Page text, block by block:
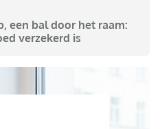
een bal door het raam:
verzekerd is